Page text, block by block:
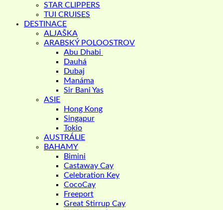
STAR CLIPPERS
TUI CRUISES
DESTINACE
ALJAŠKA
ARABSKÝ POLOOSTROV
Abu Dhabi
Dauhá
Dubaj
Manáma
Sir Bani Yas
ASIE
Hong Kong
Singapur
Tokio
AUSTRÁLIE
BAHAMY
Bimini
Castaway Cay
Celebration Key
CocoCay
Freeport
Great Stirrup Cay